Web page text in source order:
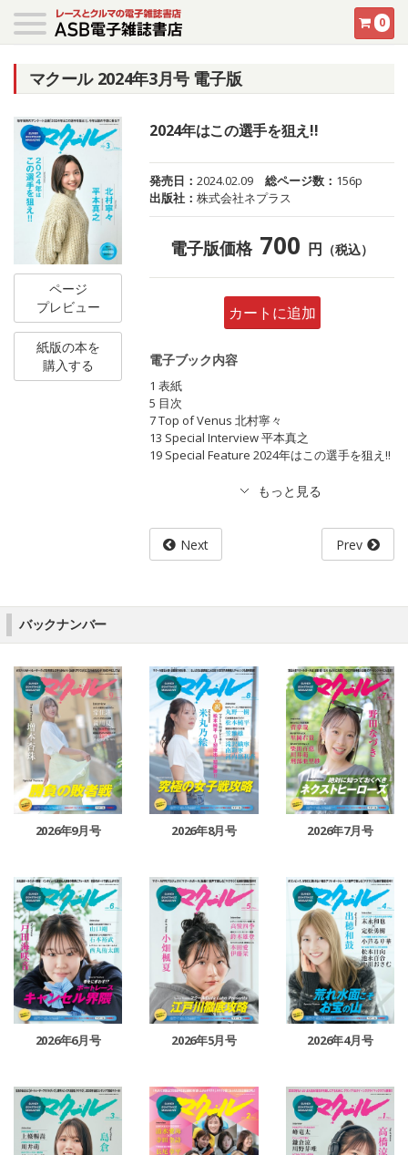
0
マクール 2024年3月号 電子版
ページ
プレビュー
紙版の本を
購入する
2024年はこの選手を狙え!!
発売日：2024.02.09 総ページ数： 156p
出版社：株式会社ネプラス
電子版価格 700 円 （税込）
カートに追加
電子ブック内容
1 表紙
5 目次
7 Top of Venus 北村寧々
13 Special Interview 平本真之
19 Special Feature 2024年はこの選手を狙え!!
Next Prev
バックナンバー
2026年9月号 2026年8月号 2026年7月号
2026年6月号 2026年5月号 2026年4月号